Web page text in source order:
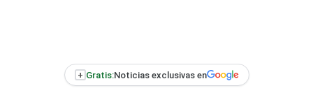
+ Gratis:Noticias exclusivas en